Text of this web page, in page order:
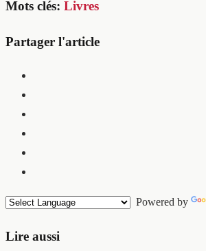
Mots clés: Livres
Partager l'article
Powered by
Lire aussi